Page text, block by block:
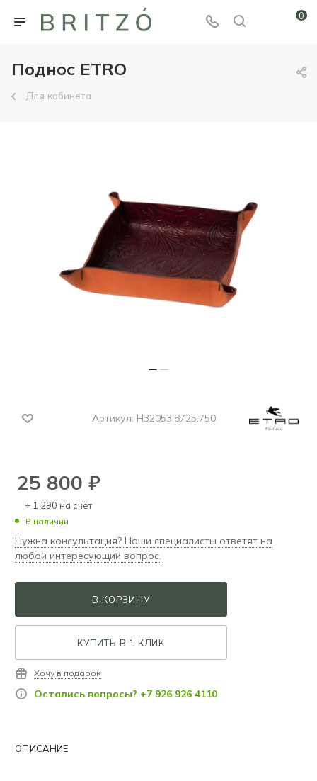
0
Поднос ETRO
Для кабинета
Артикул: H32053.8725.750
25 800 ₽
+ 1 290 на счёт
В наличии
Нужна консультация? Наши специалисты ответят на
любой интересующий вопрос.
В КОРЗИНУ
КУПИТЬ В 1 КЛИК
Хочу в подарок
Остались вопросы? +7 926 926 4110
ОПИСАНИЕ